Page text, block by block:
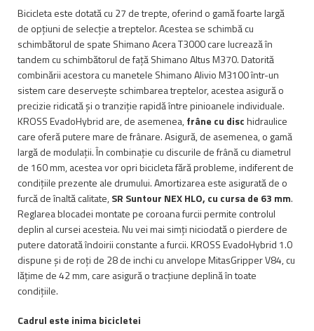
Bicicleta este dotată cu 27 de trepte, oferind o gamă foarte largă
de opțiuni de selecție a treptelor. Acestea se schimbă cu
schimbătorul de spate Shimano Acera T3000 care lucrează în
tandem cu schimbătorul de față Shimano Altus M370. Datorită
combinării acestora cu manetele Shimano Alivio M3100 într-un
sistem care deservește schimbarea treptelor, acestea asigură o
precizie ridicată și o tranziție rapidă între pinioanele individuale.
KROSS EvadoHybrid are, de asemenea,frâne cu dischidraulice
care oferă putere mare de frânare. Asigură, de asemenea, o gamă
largă de modulații. În combinație cu discurile de frână cu diametrul
de 160 mm, acestea vor opri bicicleta fără probleme, indiferent de
condițiile prezente ale drumului. Amortizarea este asigurată de o
furcă de înaltă calitate,SR Suntour NEX HLO, cu cursa de 63 mm.
Reglarea blocadei montate pe coroana furcii permite controlul
deplin al cursei acesteia. Nu vei mai simți niciodată o pierdere de
putere datorată îndoirii constante a furcii. KROSS EvadoHybrid 1.0
dispune și de roți de 28 de inchi cu anvelope MitasGripper V84, cu
lățime de 42 mm, care asigură o tracțiune deplină în toate
condițiile.
Cadrul este inima bicicletei